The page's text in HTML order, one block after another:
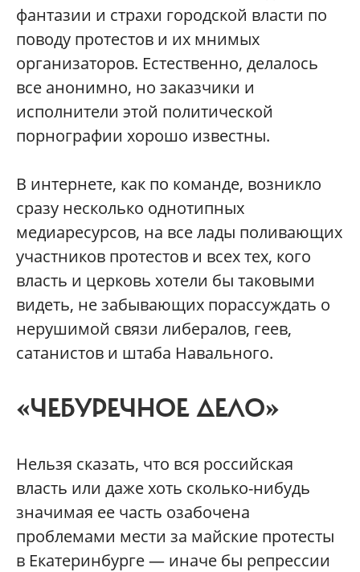
фантазии и страхи городской власти по
поводу протестов и их мнимых
организаторов. Естественно, делалось
все анонимно, но заказчики и
исполнители этой политической
порнографии хорошо известны.
В интернете, как по команде, возникло
сразу несколько однотипных
медиаресурсов, на все лады поливающих
участников протестов и всех тех, кого
власть и церковь хотели бы таковыми
видеть, не забывающих порассуждать о
нерушимой связи либералов, геев,
сатанистов и штаба Навального.
«ЧЕБУРЕЧНОЕ ДЕЛО»
Нельзя сказать, что вся российская
власть или даже хоть сколько-нибудь
значимая ее часть озабочена
проблемами мести за майские протесты
в Екатеринбурге — иначе бы репрессии